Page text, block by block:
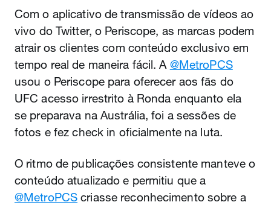
Com o aplicativo de transmissão de vídeos ao
vivo do Twitter, o Periscope, as marcas podem
atrair os clientes com conteúdo exclusivo em
tempo real de maneira fácil. A @MetroPCS
usou o Periscope para oferecer aos fãs do
UFC acesso irrestrito à Ronda enquanto ela
se preparava na Austrália, foi a sessões de
fotos e fez check in oficialmente na luta.
O ritmo de publicações consistente manteve o
conteúdo atualizado e permitiu que a
@MetroPCS criasse reconhecimento sobre a